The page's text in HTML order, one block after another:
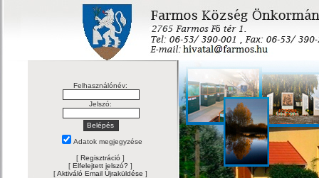
Felhasználónév:
Jelszó:
Adatok megjegyzése
[Regisztráció ]
[Elfelejtett jelszó? ]
[Aktiváló Email Újraküldése ]